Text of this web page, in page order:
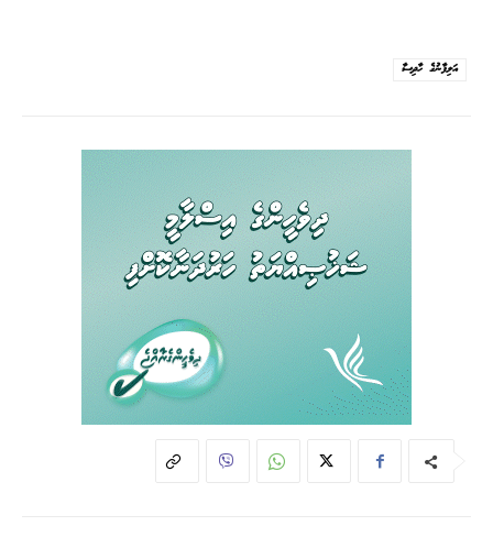
އަލިފާނުގެ ހާދިސާ